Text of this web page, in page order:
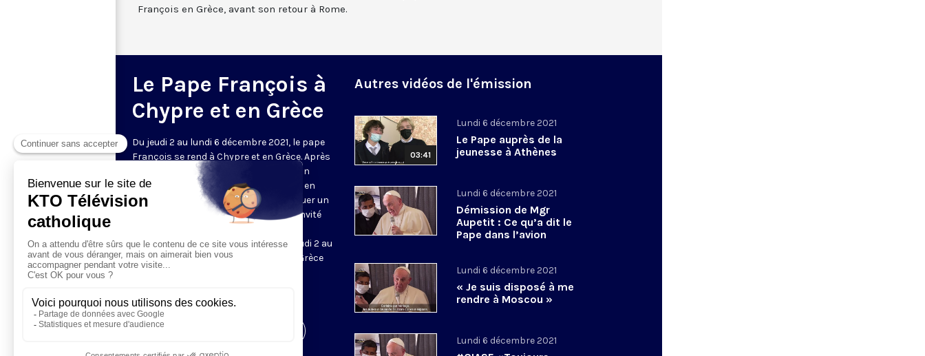
François en Grèce, avant son retour à Rome.
Le Pape François à
Chypre et en Grèce
Du jeudi 2 au lundi 6 décembre 2021, le pape
François se rend à Chypre et en Grèce. Après
son voyage en Irak en mars dernier, son
passage à Budapest puis en Slovaquie en
septembre, le pape François va effectuer un
nouveau voyage en cette année 2021. Invité
l'évêque de Rome visitera Chypre du jeudi 2 au
samedi 4 décembre prochain, puis la Grèce
►Plus d'informations
Visiter la page de l'émission
Autres vidéos de l'émission
03:41
Lundi 6 décembre 2021
Le Pape auprès de la
jeunesse à Athènes
Lundi 6 décembre 2021
Démission de Mgr
Aupetit : Ce qu’a dit le
Pape dans l’avion
Lundi 6 décembre 2021
« Je suis disposé à me
rendre à Moscou »
Lundi 6 décembre 2021